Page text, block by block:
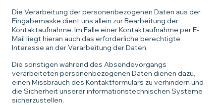
Die Verarbeitung der personenbezogenen Daten aus der
Eingabemaske dient uns allein zur Bearbeitung der
Kontaktaufnahme. Im Falle einer Kontaktaufnahme per E-
Mail liegt hieran auch das erforderliche berechtigte
Interesse an der Verarbeitung der Daten.
Die sonstigen während des Absendevorgangs
verarbeiteten personenbezogenen Daten dienen dazu,
einen Missbrauch des Kontaktformulars zu verhindern und
die Sicherheit unserer informationstechnischen Systeme
sicherzustellen.